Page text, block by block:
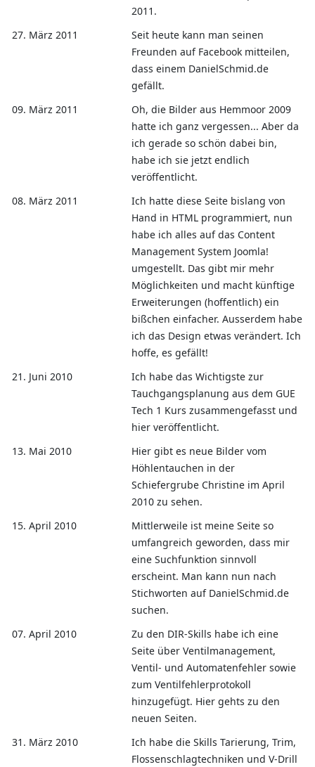
2011.
27. März 2011
Seit heute kann man seinen
Freunden auf Facebook mitteilen,
dass einem DanielSchmid.de
gefällt.
09. März 2011
Oh, die Bilder aus Hemmoor 2009
hatte ich ganz vergessen... Aber da
ich gerade so schön dabei bin,
habe ich sie jetzt endlich
veröffentlicht.
08. März 2011
Ich hatte diese Seite bislang von
Hand in HTML programmiert, nun
habe ich alles auf das Content
Management System Joomla!
umgestellt. Das gibt mir mehr
Möglichkeiten und macht künftige
Erweiterungen (hoffentlich) ein
bißchen einfacher. Ausserdem habe
ich das Design etwas verändert. Ich
hoffe, es gefällt!
21. Juni 2010
Ich habe das Wichtigste zur
Tauchgangsplanung aus dem GUE
Tech 1 Kurs zusammengefasst und
hier veröffentlicht.
13. Mai 2010
Hier gibt es neue Bilder vom
Höhlentauchen in der
Schiefergrube Christine im April
2010 zu sehen.
15. April 2010
Mittlerweile ist meine Seite so
umfangreich geworden, dass mir
eine Suchfunktion sinnvoll
erscheint. Man kann nun nach
Stichworten auf DanielSchmid.de
suchen.
07. April 2010
Zu den DIR-Skills habe ich eine
Seite über Ventilmanagement,
Ventil- und Automatenfehler sowie
zum Ventilfehlerprotokoll
hinzugefügt. Hier gehts zu den
neuen Seiten.
31. März 2010
Ich habe die Skills Tarierung, Trim,
Flossenschlagtechniken und V-Drill